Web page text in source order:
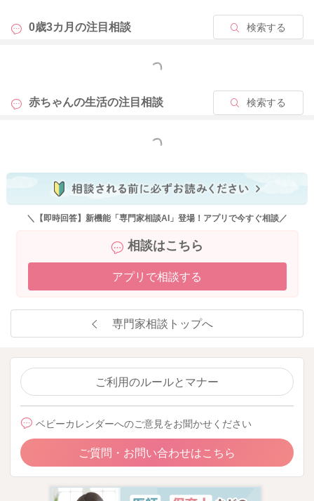
っていると起きてしまうことも多いようです。慣れるまでは、3
0分以上抱っこしてから置いていただいたり、添い寝をしてから
眠る時にオルゴールなどの音楽を流してそのまま流し続けるの
も効果があることがあります。眠る時に、ガーゼやタオルなど
肌触りの良いものを触らせたりすると寝てくれるお子さんもい
どこかをママさんとくっつけていると、そのまま寝てくれるこ
眠儀式のようなものが確立されると、抱っこ以外でも寝てくれ
た、お子さんは成長に伴って、次第に体力がついてきますの
し寝かせてみて、あまりスムーズに寝ないようであれば、無理
に泣かせようとなさらなくてもいいですよ。お子さんの場合に
は、眠いのを我慢して起きていることはできませんので、本当
ただいてもいいと思いますよ。
2025/11/9 16:09
0歳3カ月の注目相談 検索する
もっと見る
赤ちゃんの生活の注目相談 検索する
もっと見る
＼【即時回答】新機能「専門家相談AI」登場！アプリで今すぐ相談／
相談はこちら
アプリで相談する
専門家相談トップへ
ご利用のルールとマナー
ベビーカレンダーへのご意見をお聞かせください
ご質問・お問い合わせはこちら